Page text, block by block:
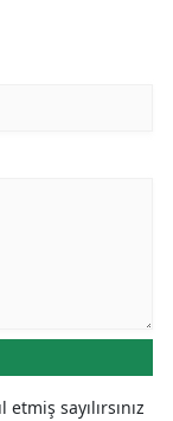
sayılırsınız